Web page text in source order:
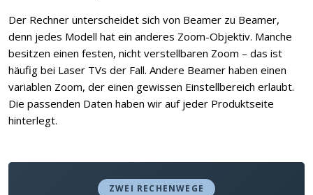
Der Rechner unterscheidet sich von Beamer zu Beamer,
denn jedes Modell hat ein anderes Zoom-Objektiv. Manche
besitzen einen festen, nicht verstellbaren Zoom – das ist
häufig bei Laser TVs der Fall. Andere Beamer haben einen
variablen Zoom, der einen gewissen Einstellbereich erlaubt.
Die passenden Daten haben wir auf jeder Produktseite
hinterlegt.
ZWEI RECHENWEGE